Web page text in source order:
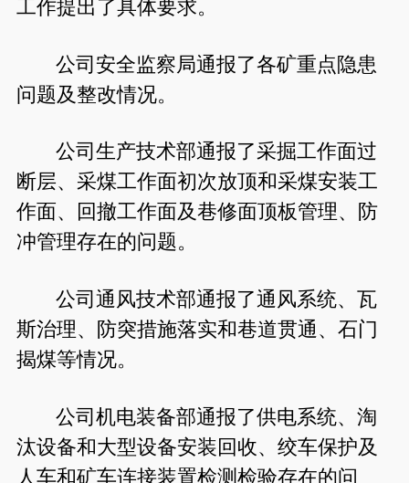
工作提出了具体要求。
公司安全监察局通报了各矿重点隐患
问题及整改情况。
公司生产技术部通报了采掘工作面过
断层、采煤工作面初次放顶和采煤安装工
作面、回撤工作面及巷修面顶板管理、防
冲管理存在的问题。
公司通风技术部通报了通风系统、瓦
斯治理、防突措施落实和巷道贯通、石门
揭煤等情况。
公司机电装备部通报了供电系统、淘
汰设备和大型设备安装回收、绞车保护及
人车和矿车连接装置检测检验存在的问